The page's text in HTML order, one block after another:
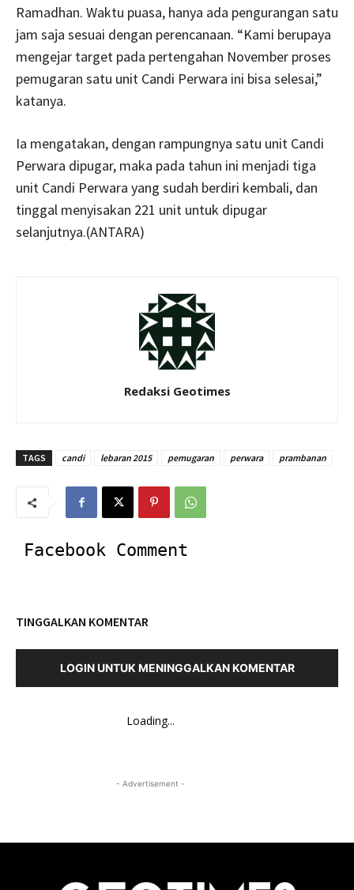
Ramadhan. Waktu puasa, hanya ada pengurangan satu
jam saja sesuai dengan perencanaan. “Kami berupaya
mengejar target pada pertengahan November proses
pemugaran satu unit Candi Perwara ini bisa selesai,”
katanya.
Ia mengatakan, dengan rampungnya satu unit Candi
Perwara dipugar, maka pada tahun ini menjadi tiga
unit Candi Perwara yang sudah berdiri kembali, dan
tinggal menyisakan 221 unit untuk dipugar
selanjutnya.(ANTARA)
Redaksi Geotimes
TAGS candi lebaran 2015 pemugaran perwara prambanan
Facebook Comment
TINGGALKAN KOMENTAR
LOGIN UNTUK MENINGGALKAN KOMENTAR
Loading...
- Advertisement -